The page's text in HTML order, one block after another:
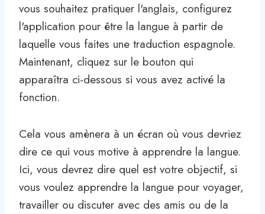
vous souhaitez pratiquer l'anglais, configurez
l'application pour être la langue à partir de
laquelle vous faites une traduction espagnole.
Maintenant, cliquez sur le bouton qui
apparaîtra ci-dessous si vous avez activé la
fonction.
Cela vous amènera à un écran où vous devriez
dire ce qui vous motive à apprendre la langue.
Ici, vous devrez dire quel est votre objectif, si
vous voulez apprendre la langue pour voyager,
travailler ou discuter avec des amis ou de la